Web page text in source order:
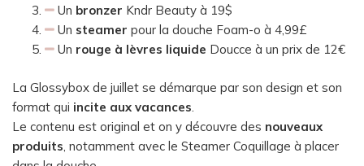
Un bronzer Kndr Beauty à 19$
Un steamer pour la douche Foam-o à 4,99£
Un rouge à lèvres liquide Doucce à un prix de 12€
La Glossybox de juillet se démarque par son design et son
format qui incite aux vacances
Le contenu est original et on y découvre des nouveaux
produits , notamment avec le Steamer Coquillage à placer